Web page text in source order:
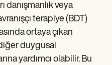
danışmanlık veya
terapiye (BDT)
ortaya çıkan
duygusal
yardımcı olabilir. Bu